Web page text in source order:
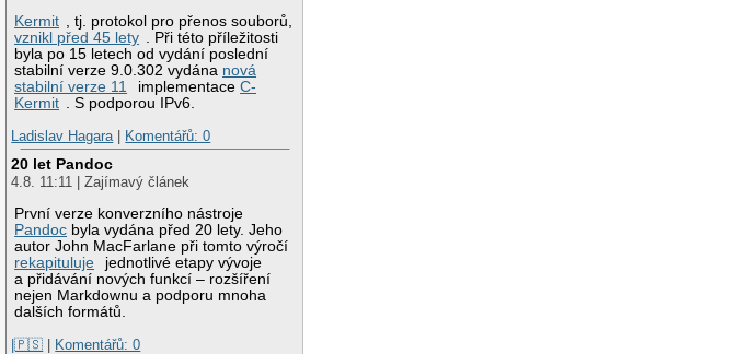
Kermit , tj. protokol pro přenos souborů,
vznikl před 45 lety . Při této příležitosti
byla po 15 letech od vydání poslední
stabilní verze 9.0.302 vydána nová
stabilní verze 11
implementaceC-
Kermit . S podporou IPv6.
Ladislav Hagara | Komentářů: 0
20 let Pandoc
4.8. 11:11 | Zajímavý článek
První verze konverzního nástroje
Pandoc byla vydána před 20 lety. Jeho
autor John MacFarlane při tomto výročí
rekapituluje
jednotlivé etapy vývoje
a přidávání nových funkcí – rozšíření
nejen Markdownu a podporu mnoha
dalších formátů.
|🇵🇸 | Komentářů: 0